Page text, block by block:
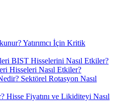
Yatırımcı İçin Kritik
BIST Hisselerini Nasıl Etkiler?
Hisseleri Nasıl Etkiler?
Sektörel Rotasyon Nasıl
Hisse Fiyatını ve Likiditeyi Nasıl